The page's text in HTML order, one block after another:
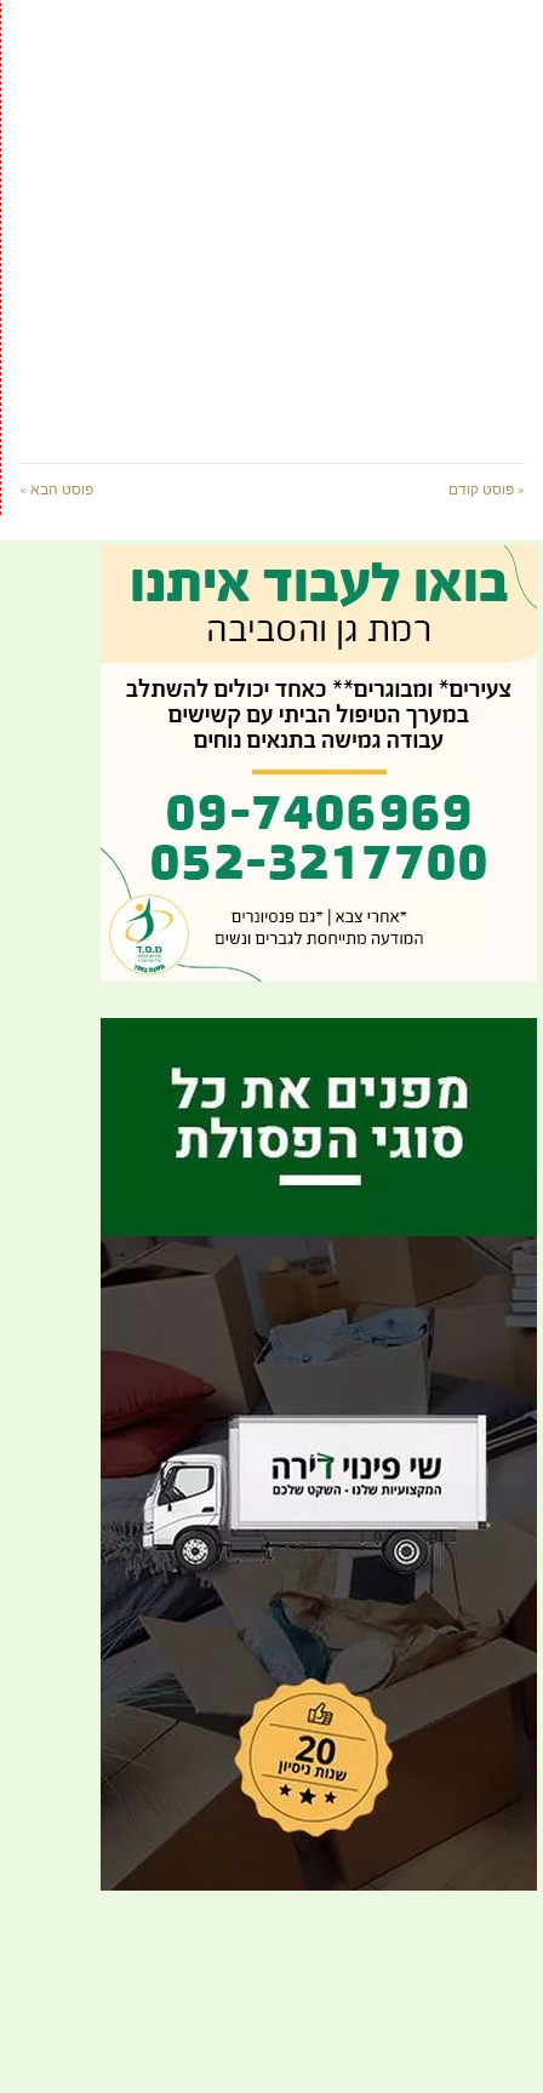
« פוסט קודם פוסט הבא »